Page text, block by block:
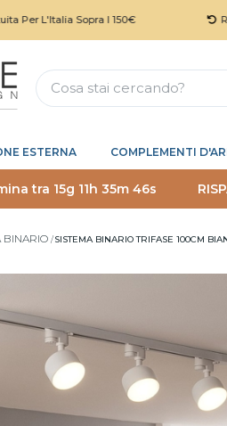
Sopra I 150€ Reso 30
ESTERNA COMPLEMENTI
tra 15g 11h 35m 45s
BINARIO SISTEMA BINARIO TRIFASE 100CM